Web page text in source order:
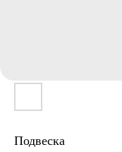
Подвеска